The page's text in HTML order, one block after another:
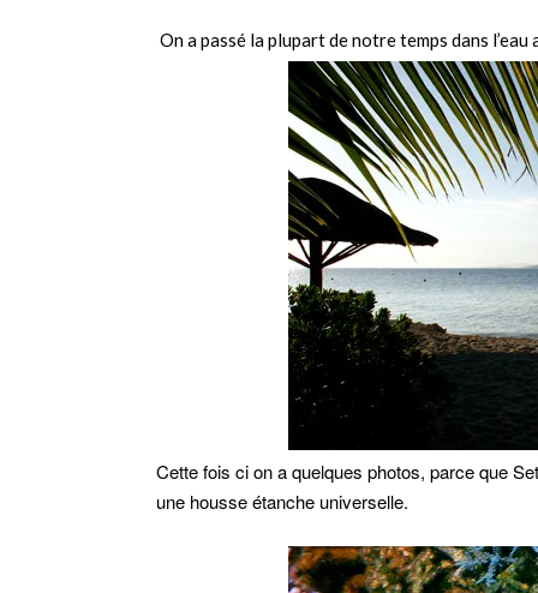
On a passé la plupart de notre temps dans l’eau
Cette fois ci on a quelques photos, parce que
une housse étanche universelle.